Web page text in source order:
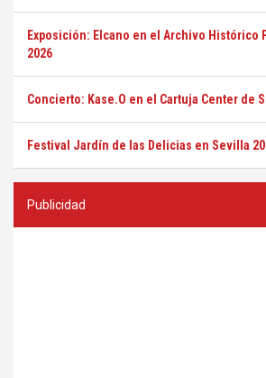
Exposición: Elcano en el Archivo Histórico
2026
Concierto: Kase.O en el Cartuja Center de
Festival Jardín de las Delicias en Sevilla
Publicidad